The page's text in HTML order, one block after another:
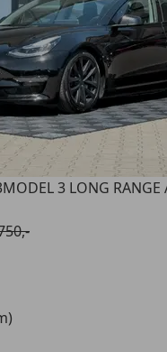
MODEL 3 LONG